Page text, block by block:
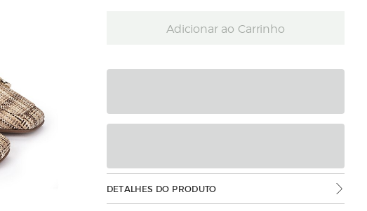
Adicionar ao Carrinho
DETALHES DO PRODUTO